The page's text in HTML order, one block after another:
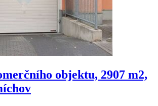
objektu, 2907 m2,